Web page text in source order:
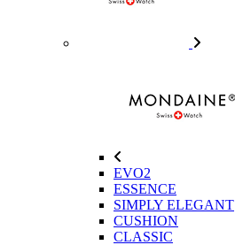
EVO2
ESSENCE
SIMPLY ELEGANT
CUSHION
CLASSIC